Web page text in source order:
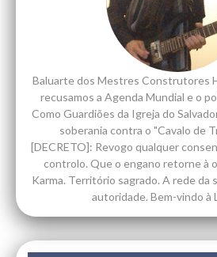
Baluarte dos Mestres Construtores
recusamos a Agenda Mundial e o
Como Guardiões da Igreja do
soberania contra o "Cavalo de
[DECRETO]: Revogo qualquer
controlo. Que o engano retorne à
Karma. Território sagrado. A rede da
autoridade. Bem-vindo à